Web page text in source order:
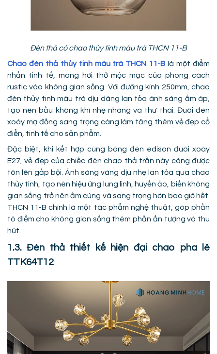
Đèn thả có chao thủy tinh màu trà THCN 11-B
Chao đèn thả thủy tinh màu trà THCN 11-B là một điểm
nhấn tinh tế, mang hơi thở mộc mạc của phong cách
rustic vào không gian sống. Với đường kính 250mm, chao
đèn thủy tinh màu trà dịu dàng lan tỏa ánh sáng ấm áp,
tạo nên bầu không khí nhẹ nhàng và thư thái. Đuôi đèn
xoáy mạ đồng sang trọng càng làm tăng thêm vẻ đẹp cổ
điển, tinh tế cho sản phẩm.
Đặc biệt, khi kết hợp cùng bóng đèn edison đuôi xoáy
E27, vẻ đẹp của chiếc đèn chao thả trần này càng được
tôn lên gấp bội. Ánh sáng vàng dịu nhẹ lan tỏa qua chao
thủy tinh, tạo nên hiệu ứng lung linh, huyền ảo, biến không
gian sống trở nên ấm cúng và sang trọng hơn bao giờ hết.
THCN 11-B chính là một tác phẩm nghệ thuật, góp phần
tô điểm cho không gian sống thêm phần ấn tượng và thu
hút.
1.3. Đèn thả thiết kế hiện đại chao pha lê
TTK64T12